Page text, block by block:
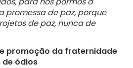
promessa de paz, porque
de paz, nunca de
promoção da fraternidade
ódios